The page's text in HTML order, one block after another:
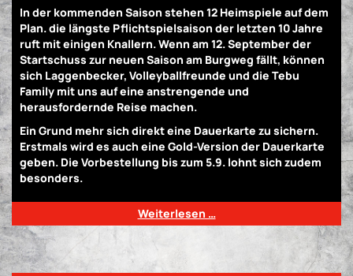
In der kommenden Saison stehen 12 Heimspiele auf dem
Plan. die längste Pflichtspielsaison der letzten 10 Jahre
ruft mit einigen Knallern. Wenn am 12. September der
Startschuss zur neuen Saison am Burgweg fällt, können
sich Laggenbecker, Volleyballfreunde und die Tebu
Family mit uns auf eine anstrengende und
herausfordernde Reise machen.
Ein Grund mehr sich direkt eine Dauerkarte zu sichern.
Erstmals wird es auch eine Gold-Version der Dauerkarte
geben. Die Vorbestellung bis zum 5.9. lohnt sich zudem
besonders.
Weiterlesen …